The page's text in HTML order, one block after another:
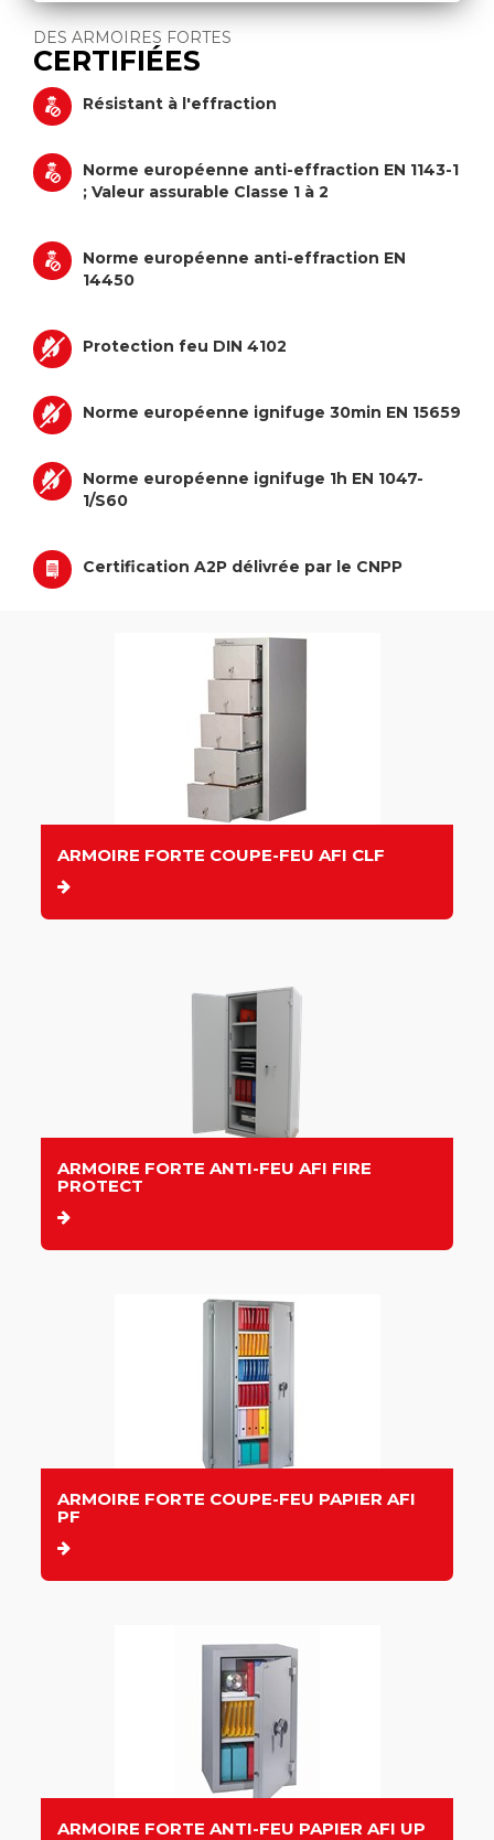
DES ARMOIRES FORTES
CERTIFIÉES
Résistant à l'effraction
Norme européenne anti-effraction EN 1143-1
; Valeur assurable Classe 1 à 2
Norme européenne anti-effraction EN
14450
Protection feu DIN 4102
Norme européenne ignifuge 30min EN 15659
Norme européenne ignifuge 1h EN 1047-
1/S60
Certification A2P délivrée par le CNPP
ARMOIRE FORTE COUPE-FEU AFI CLF
ARMOIRE FORTE ANTI-FEU AFI FIRE
PROTECT
ARMOIRE FORTE COUPE-FEU PAPIER AFI
PF
ARMOIRE FORTE ANTI-FEU PAPIER AFI UP